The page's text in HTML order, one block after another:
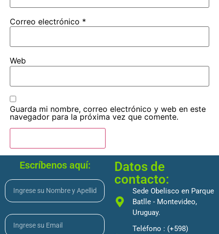
Correo electrónico *
Web
Guarda mi nombre, correo electrónico y web en este
navegador para la próxima vez que comente.
Escríbenos aquí:
Datos de
contacto:
Sede Obelisco en Parque
Batlle - Montevideo,
Uruguay.
Teléfono : (+598)